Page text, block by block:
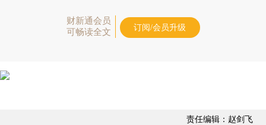
财新通会员
可畅读全文
订阅/会员升级
责任编辑：赵剑飞